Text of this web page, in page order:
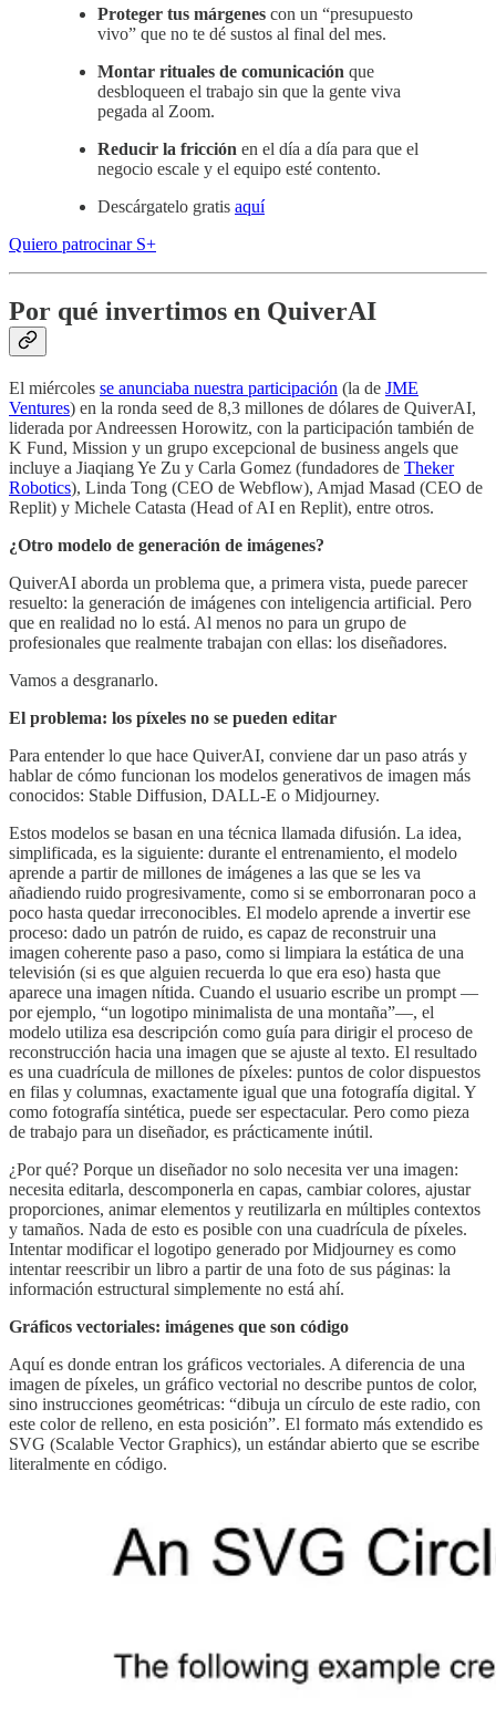
Proteger tus márgenes con un “presupuesto
vivo” que no te dé sustos al final del mes.
Montar rituales de comunicación que
desbloqueen el trabajo sin que la gente viva
pegada al Zoom.
Reducir la fricción en el día a día para que el
negocio escale y el equipo esté contento.
Descárgatelo gratis aquí
Quiero patrocinar S+
Por qué invertimos en QuiverAI
El miércoles se anunciaba nuestra participación (la de JME
Ventures) en la ronda seed de 8,3 millones de dólares de QuiverAI,
liderada por Andreessen Horowitz, con la participación también de
K Fund, Mission y un grupo excepcional de business angels que
incluye a Jiaqiang Ye Zu y Carla Gomez (fundadores de Theker
Robotics), Linda Tong (CEO de Webflow), Amjad Masad (CEO de
Replit) y Michele Catasta (Head of AI en Replit), entre otros.
¿Otro modelo de generación de imágenes?
QuiverAI aborda un problema que, a primera vista, puede parecer
resuelto: la generación de imágenes con inteligencia artificial. Pero
que en realidad no lo está. Al menos no para un grupo de
profesionales que realmente trabajan con ellas: los diseñadores.
Vamos a desgranarlo.
El problema: los píxeles no se pueden editar
Para entender lo que hace QuiverAI, conviene dar un paso atrás y
hablar de cómo funcionan los modelos generativos de imagen más
conocidos: Stable Diffusion, DALL-E o Midjourney.
Estos modelos se basan en una técnica llamada difusión. La idea,
simplificada, es la siguiente: durante el entrenamiento, el modelo
aprende a partir de millones de imágenes a las que se les va
añadiendo ruido progresivamente, como si se emborronaran poco a
poco hasta quedar irreconocibles. El modelo aprende a invertir ese
proceso: dado un patrón de ruido, es capaz de reconstruir una
imagen coherente paso a paso, como si limpiara la estática de una
televisión (si es que alguien recuerda lo que era eso) hasta que
aparece una imagen nítida. Cuando el usuario escribe un prompt —
por ejemplo, “un logotipo minimalista de una montaña”—, el
modelo utiliza esa descripción como guía para dirigir el proceso de
reconstrucción hacia una imagen que se ajuste al texto. El resultado
es una cuadrícula de millones de píxeles: puntos de color dispuestos
en filas y columnas, exactamente igual que una fotografía digital. Y
como fotografía sintética, puede ser espectacular. Pero como pieza
de trabajo para un diseñador, es prácticamente inútil.
¿Por qué? Porque un diseñador no solo necesita ver una imagen:
necesita editarla, descomponerla en capas, cambiar colores, ajustar
proporciones, animar elementos y reutilizarla en múltiples contextos
y tamaños. Nada de esto es posible con una cuadrícula de píxeles.
Intentar modificar el logotipo generado por Midjourney es como
intentar reescribir un libro a partir de una foto de sus páginas: la
información estructural simplemente no está ahí.
Gráficos vectoriales: imágenes que son código
Aquí es donde entran los gráficos vectoriales. A diferencia de una
imagen de píxeles, un gráfico vectorial no describe puntos de color,
sino instrucciones geométricas: “dibuja un círculo de este radio, con
este color de relleno, en esta posición”. El formato más extendido es
SVG (Scalable Vector Graphics), un estándar abierto que se escribe
literalmente en código.